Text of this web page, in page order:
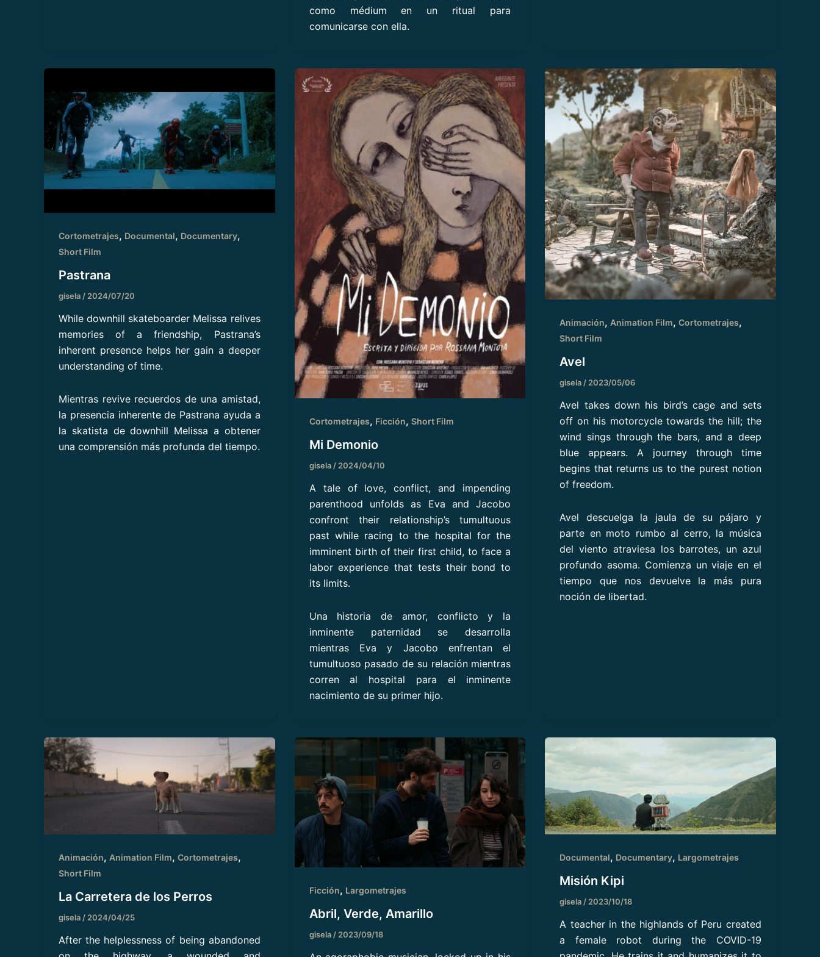
como médium en un ritual para
comunicarse con ella.
Cortometrajes, Documental, Documentary,
Short Film
Pastrana
gisela / 2024/07/20
While downhill skateboarder Melissa relives
memories of a friendship, Pastrana’s
inherent presence helps her gain a deeper
understanding of time.
Mientras revive recuerdos de una amistad,
la presencia inherente de Pastrana ayuda a
la skatista de downhill Melissa a obtener
una comprensión más profunda del tiempo.
Cortometrajes, Ficción, Short Film
Mi Demonio
gisela / 2024/04/10
A tale of love, conflict, and impending
parenthood unfolds as Eva and Jacobo
confront their relationship’s tumultuous
past while racing to the hospital for the
imminent birth of their first child, to face a
labor experience that tests their bond to
its limits.
Una historia de amor, conflicto y la
inminente paternidad se desarrolla
mientras Eva y Jacobo enfrentan el
tumultuoso pasado de su relación mientras
corren al hospital para el inminente
nacimiento de su primer hijo.
Animación, Animation Film,Cortometrajes,
Short Film
Avel
gisela / 2023/05/06
Avel takes down his bird’s cage and sets
off on his motorcycle towards the hill; the
wind sings through the bars, and a deep
blue appears. A journey through time
begins that returns us to the purest notion
of freedom.
Avel descuelga la jaula de su pájaro y
parte en moto rumbo al cerro, la música
del viento atraviesa los barrotes, un azul
profundo asoma. Comienza un viaje en el
tiempo que nos devuelve la más pura
noción de libertad.
Animación, Animation Film, Cortometrajes,
Short Film
La Carretera de los Perros
gisela / 2024/04/25
After the helplessness of being abandoned
Ficción, Largometrajes
Abril, Verde, Amarillo
gisela / 2023/09/18
Documental, Documentary, Largometrajes
Misión Kipi
gisela / 2023/10/18
A teacher in the highlands of Peru created
a female robot during the COVID-19